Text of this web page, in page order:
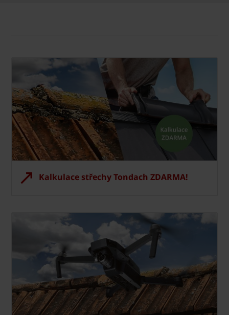
Kalkulace střechy Tondach ZDARMA!